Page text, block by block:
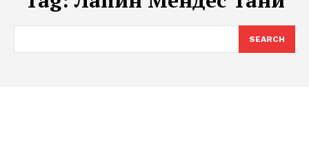
SEARCH